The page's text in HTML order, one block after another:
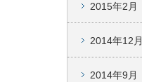
2015年2月
2014年12月
2014年9月